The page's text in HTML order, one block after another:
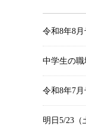
令和8年8
中学生の
令和8年7
明日5/23（